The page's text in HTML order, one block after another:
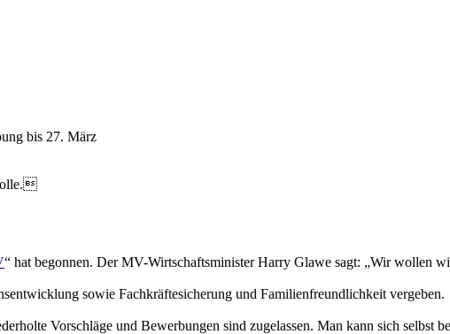
bis 27. März
“ hat begonnen. Der MV-Wirtschaftsminister Harry Glawe sagt: „Wir wollen
sowie Fachkräftesicherung und Fa­mi­lien­freundlichkeit vergeben.
Vorschläge und Bewerbungen sind zugelassen. Man kann sich selbst